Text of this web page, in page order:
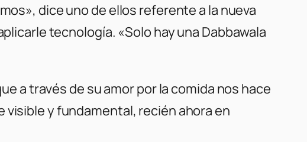
dice uno de ellos referente a la nueva
tecnología. «Solo hay una Dabbawala
a través de su amor por la comida nos hace
visible y fundamental, recién ahora en